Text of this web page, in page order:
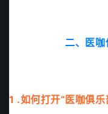
二、医
1 .如何打开“医咖俱乐